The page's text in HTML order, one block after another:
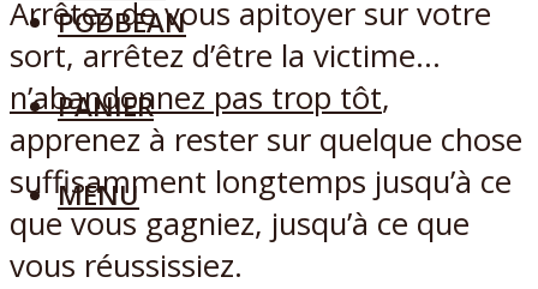
PODBEAN
PANIER
MENU
Arrêtez de vous apitoyer sur votre
sort, arrêtez d’être la victime…
n’abandonnez pas trop tôt,
apprenez à rester sur quelque chose
suffisamment longtemps jusqu’à ce
que vous gagniez, jusqu’à ce que
vous réussissiez.